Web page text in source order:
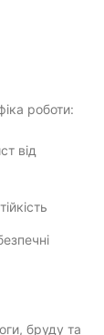
роботи:
від
бруду та